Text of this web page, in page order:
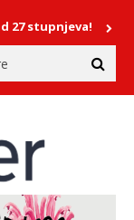
stupnjeva! FOTO/